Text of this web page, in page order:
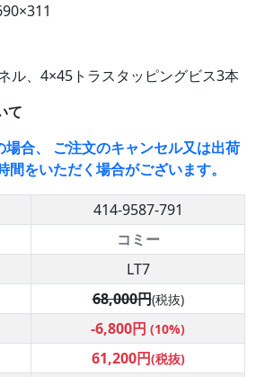
ル、4×45トラスタッピングビス3本
て
合、 ご注文のキャンセル又は出荷
間をいただく場合がございます。
414-9587-791
コミー
LT7
68,000円(税抜)
-6,800円 (10%)
61,200円(税抜)